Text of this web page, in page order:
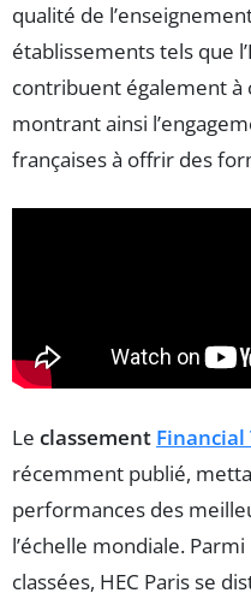
qualité de
établissements tels que l’
contribuent également à
montrant ainsi
françaises à offrir des
Le classement Financial
récemment publié,
performances des
l’échelle mondiale.
classées, HEC Paris se